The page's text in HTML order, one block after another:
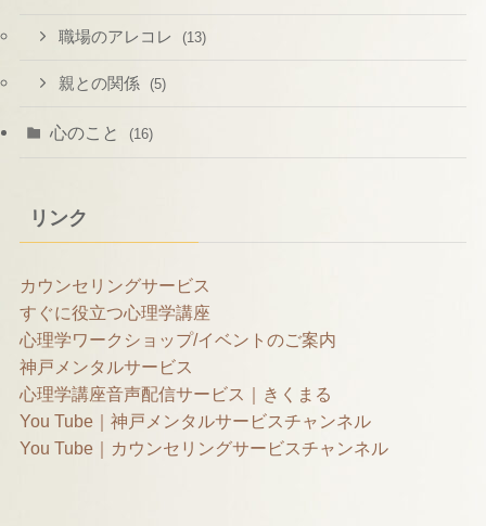
職場のアレコレ (13)
親との関係 (5)
心のこと (16)
リンク
カウンセリングサービス
すぐに役立つ心理学講座
心理学ワークショップ/イベントのご案内
神戸メンタルサービス
心理学講座音声配信サービス｜きくまる
You Tube｜神戸メンタルサービスチャンネル
You Tube｜カウンセリングサービスチャンネル